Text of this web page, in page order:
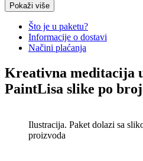
Pokaži više
Što je u paketu?
Informacije o dostavi
Načini plaćanja
Kreativna meditacija
PaintLisa slike po
Ilustracija. Paket dolazi sa
proizvoda